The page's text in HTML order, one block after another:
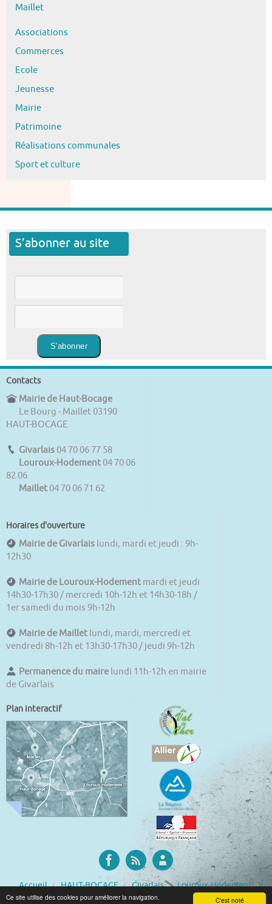
C'est noté
Ce site utilise des cookies pour améliorer la navigation.
Maillet
Associations
Commerces
Ecole
Jeunesse
Mairie
Patrimoine
Réalisations communales
Sport et culture
S’abonner au site
Contacts
Mairie de Haut-Bocage
Le Bourg - Maillet 03190
HAUT-BOCAGE
Givarlais 04 70 06 77 58
Louroux-Hodement 04 70 06
82 06
Maillet 04 70 06 71 62
Horaires d'ouverture
Mairie de Givarlais lundi, mardi et jeudi : 9h-
12h30
Mairie de Louroux-Hodement mardi et jeudi
14h30-17h30 / mercredi 10h-12h et 14h30-18h /
1er samedi du mois 9h-12h
Mairie de Maillet lundi, mardi, mercredi et
vendredi 8h-12h et 13h30-17h30 / jeudi 9h-12h
Permanence du maire lundi 11h-12h en mairie
de Givarlais
Plan interactif
Accueil HAUT-BOCAGE Givarlais
Louroux-Hodement
Maillet
La commune en chiffres